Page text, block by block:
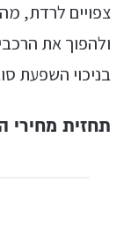
צפויים לרדת,
ולהפוך את
בניכוי השפעת
תחזית מחירי